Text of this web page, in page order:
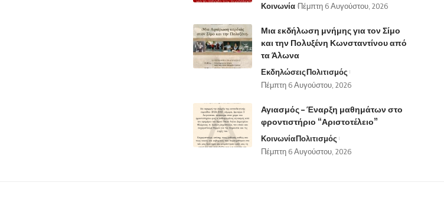
Κοινωνία Πέμπτη 6 Αυγούστου, 2026
Μια εκδήλωση μνήμης για τον Σίμο
και την Πολυξένη Κωνσταντίνου από
τα Άλωνα
ΕκδηλώσειςΠολιτισμός
Πέμπτη 6 Αυγούστου, 2026
Αγιασμός – Έναρξη μαθημάτων στο
φροντιστήριο “Αριστοτέλειο”
ΚοινωνίαΠολιτισμός
Πέμπτη 6 Αυγούστου, 2026